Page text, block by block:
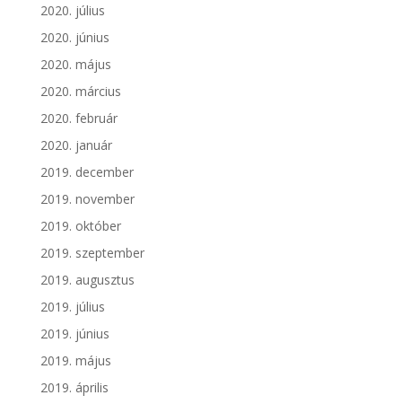
2020. július
2020. június
2020. május
2020. március
2020. február
2020. január
2019. december
2019. november
2019. október
2019. szeptember
2019. augusztus
2019. július
2019. június
2019. május
2019. április